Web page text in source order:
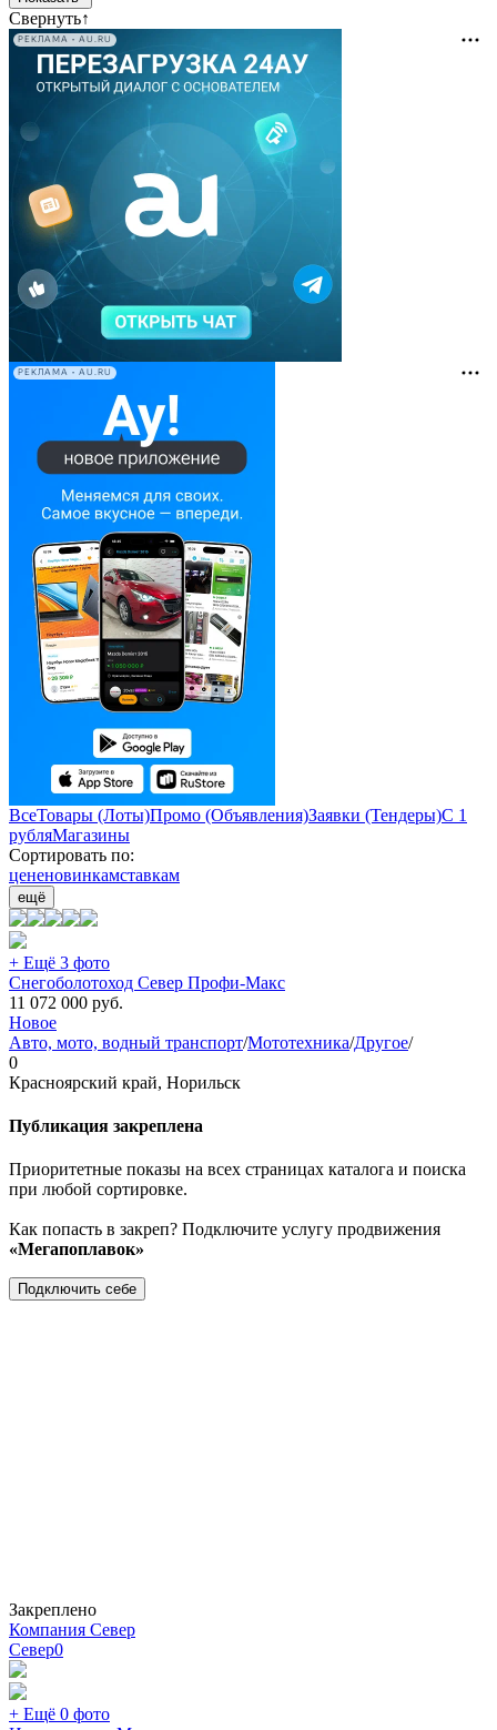
Свернуть↑
РЕКЛАМА • AU.RU
РЕКЛАМА • AU.RU
ВсеТовары (Лоты)Промо (Объявления)Заявки (Тендеры)С 1
рубляМагазины
Сортировать по:
цененовинкамставкам
ещё
+ Ещё 3 фото
Снегоболотоход Север Профи-Макс
11 072 000 руб.
Новое
Авто, мото, водный транспорт/Мототехника/Другое/
0
Красноярский край, Норильск
Публикация закреплена
Приоритетные показы на всех страницах каталога и поиска
при любой сортировке.
Как попасть в закреп? Подключите услугу продвижения
«Мегапоплавок»
Подключить себе
Закреплено
Компания Север
Север0
+ Ещё 0 фото